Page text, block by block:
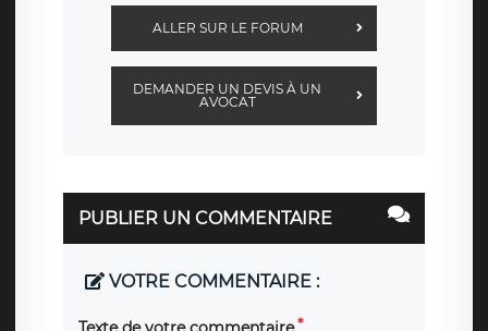
ALLER SUR LE FORUM
DEMANDER UN DEVIS À UN
AVOCAT
PUBLIER UN COMMENTAIRE
VOTRE COMMENTAIRE :